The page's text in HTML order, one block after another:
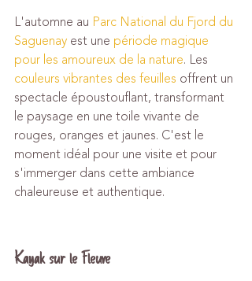
L'automne au Parc National du Fjord du
Saguenay est une période magique
pour les amoureux de la nature. Les
couleurs vibrantes des feuilles offrent un
spectacle époustouflant, transformant
le paysage en une toile vivante de
rouges, oranges et jaunes. C'est le
moment idéal pour une visite et pour
s'immerger dans cette ambiance
chaleureuse et authentique.
Kayak sur le Fleuve